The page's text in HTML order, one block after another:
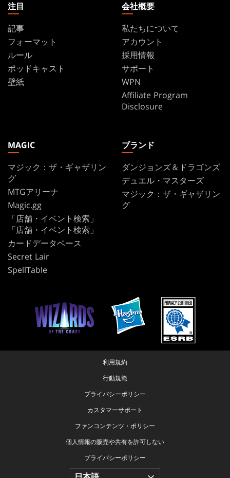
注目
記事
フォーマット
ルール
ポッドキャスト
壁紙
会社概要
私たちについて
アカウント
採用情報
サポート
WPN
Affiliate Program
Disclosure
MAGIC
マジック：ザ・ギャザリン
グ
MTGアリーナ
Magic.gg
「店舗・イベント検索」
「店舗・イベント検索」
カードデータベース
Secret Lair
SpellTable
ブランド
ダンジョンズ＆ドラゴンズ
デュエル・マスターズ
マジック：ザ・ギャザリン
グ
利用規約
行動規範
プライバシーポリシー
カスタマーサポート
ファンコンテンツ・ポリシー
個人情報の販売や共有を許可しない
プライバシーポリシー